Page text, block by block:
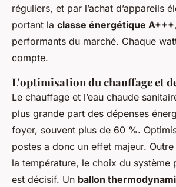
réguliers, et par l’achat d’appareils
portant la classe énergétique A+++
performants du marché. Chaque
compte.
L'optimisation du chauffage et
Le chauffage et l’eau chaude
plus grande part des dépenses
foyer, souvent plus de 60 %.
postes a donc un effet majeur.
la température, le choix du système
est décisif. Un ballon